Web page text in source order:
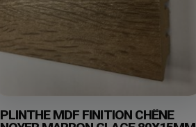
PLINTHE MDF FINITION CHÊNE